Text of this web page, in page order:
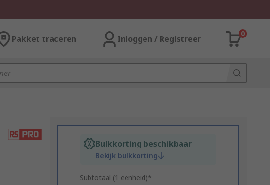
Pakket traceren Inloggen / Registreer
0
Bulkkorting beschikbaar
Bekijk bulkkorting
Subtotaal (1 eenheid)*